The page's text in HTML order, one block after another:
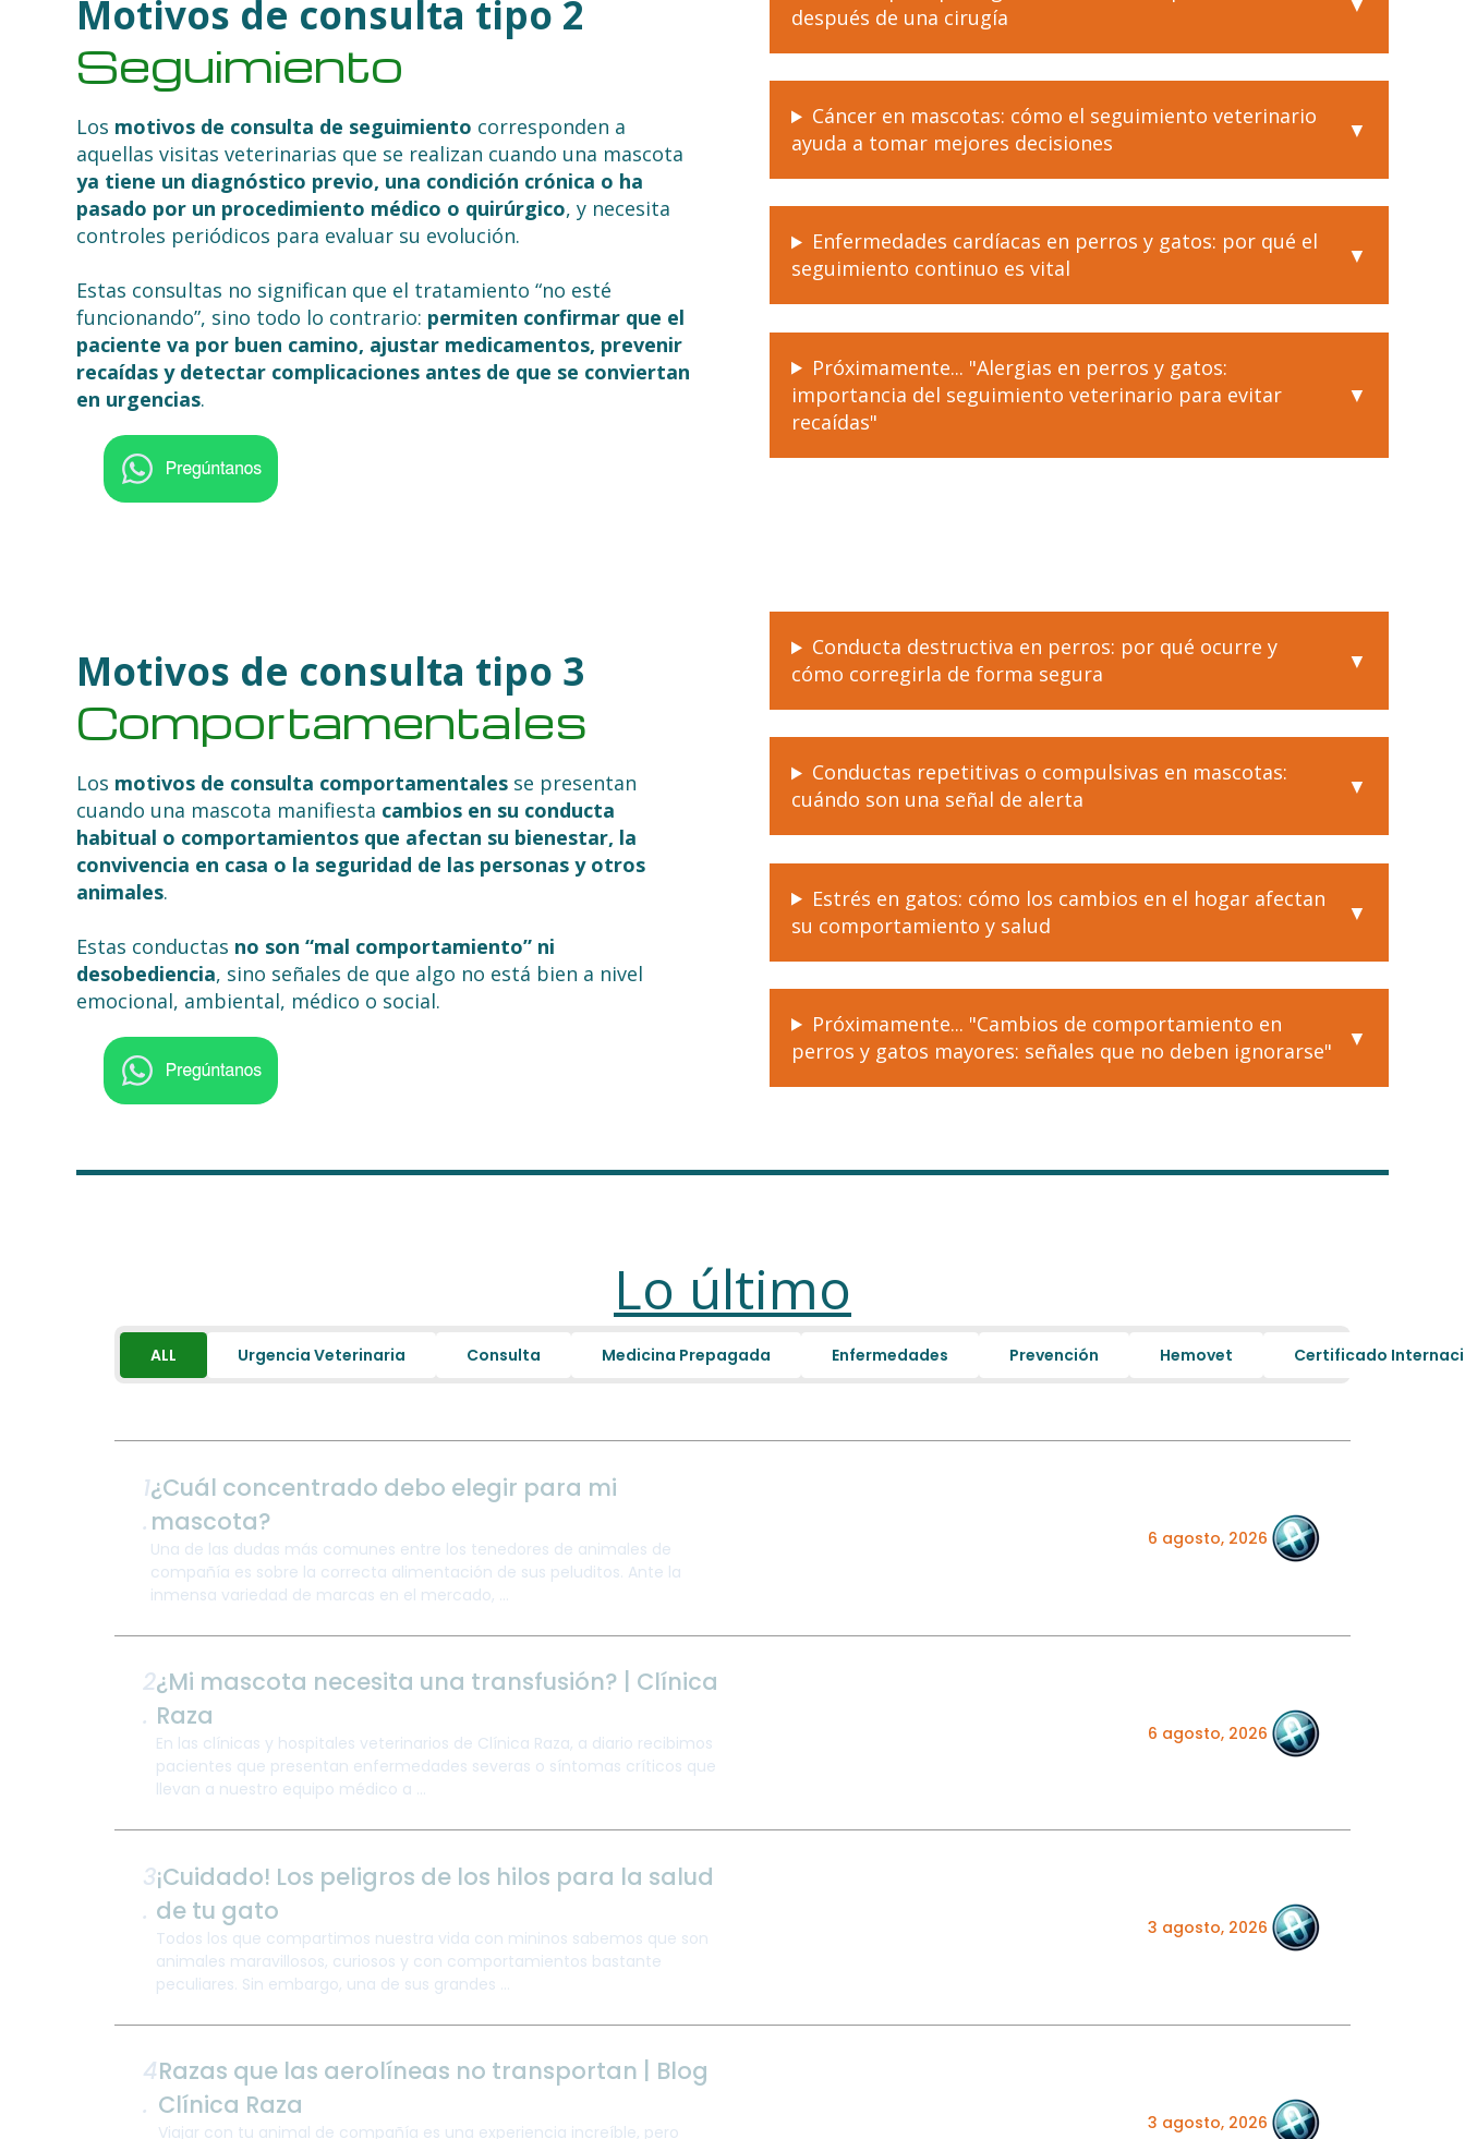
Motivos de consulta tipo 2
Seguimiento
Los motivos de consulta de seguimiento corresponden a
aquellas visitas veterinarias que se realizan cuando una mascota
ya tiene un diagnóstico previo, una condición crónica o ha
pasado por un procedimiento médico o quirúrgico, y necesita
controles periódicos para evaluar su evolución.
Estas consultas no significan que el tratamiento “no esté
funcionando”, sino todo lo contrario: permiten confirmar que el
paciente va por buen camino, ajustar medicamentos, prevenir
recaídas y detectar complicaciones antes de que se conviertan
en urgencias.
después de una cirugía
Cáncer en mascotas: cómo el seguimiento veterinario
ayuda a tomar mejores decisiones
Enfermedades cardíacas en perros y gatos: por qué el
seguimiento continuo es vital
Próximamente... "Alergias en perros y gatos:
importancia del seguimiento veterinario para evitar
recaídas"
Motivos de consulta tipo 3
Comportamentales
Los motivos de consulta comportamentales se presentan
cuando una mascota manifiesta cambios en su conducta
habitual o comportamientos que afectan su bienestar, la
convivencia en casa o la seguridad de las personas y otros
animales.
Estas conductas no son “mal comportamiento” ni
desobediencia, sino señales de que algo no está bien a nivel
emocional, ambiental, médico o social.
Conducta destructiva en perros: por qué ocurre y
cómo corregirla de forma segura
Conductas repetitivas o compulsivas en mascotas:
cuándo son una señal de alerta
Estrés en gatos: cómo los cambios en el hogar afectan
su comportamiento y salud
Próximamente... "Cambios de comportamiento en
perros y gatos mayores: señales que no deben ignorarse"
Lo último
ALL Urgencia Veterinaria Consulta Medicina Prepagada Enfermedades Prevención Hemovet Certificado
1
.
¿Cuál concentrado debo elegir para mi
mascota?
Una de las dudas más comunes entre los tenedores de animales de
compañía es sobre la correcta alimentación de sus peluditos. Ante la
inmensa variedad de marcas en el mercado, ...
6 agosto, 2026
2
.
¿Mi mascota necesita una transfusión? | Clínica
Raza
En las clínicas y hospitales veterinarios de Clínica Raza, a diario recibimos
pacientes que presentan enfermedades severas o síntomas críticos que
llevan a nuestro equipo médico a ...
6 agosto, 2026
3
.
¡Cuidado! Los peligros de los hilos para la salud
de tu gato
Todos los que compartimos nuestra vida con mininos sabemos que son
animales maravillosos, curiosos y con comportamientos bastante
peculiares. Sin embargo, una de sus grandes ...
3 agosto, 2026
4
.
Razas que las aerolíneas no transportan | Blog
Clínica Raza
Viajar con tu animal de compañía es una experiencia increíble, pero 3 agosto, 2026